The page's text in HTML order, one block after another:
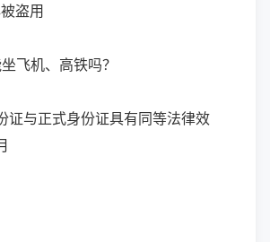
盗用
飞机、高铁吗？
证与正式身份证具有同等法律效